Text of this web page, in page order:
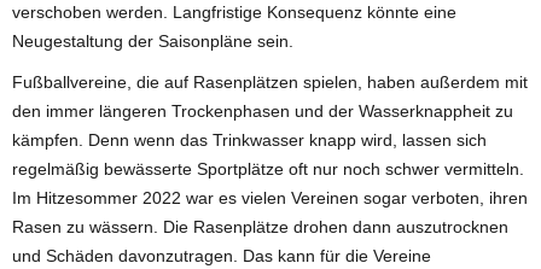
verschoben werden. Langfristige Konsequenz könnte eine
Neugestaltung der Saisonpläne sein.
Fußballvereine, die auf Rasenplätzen spielen, haben außerdem mit
den immer längeren Trockenphasen und der Wasserknappheit zu
kämpfen. Denn wenn das Trinkwasser knapp wird, lassen sich
regelmäßig bewässerte Sportplätze oft nur noch schwer vermitteln.
Im Hitzesommer 2022 war es vielen Vereinen sogar verboten, ihren
Rasen zu wässern. Die Rasenplätze drohen dann auszutrocknen
und Schäden davonzutragen. Das kann für die Vereine